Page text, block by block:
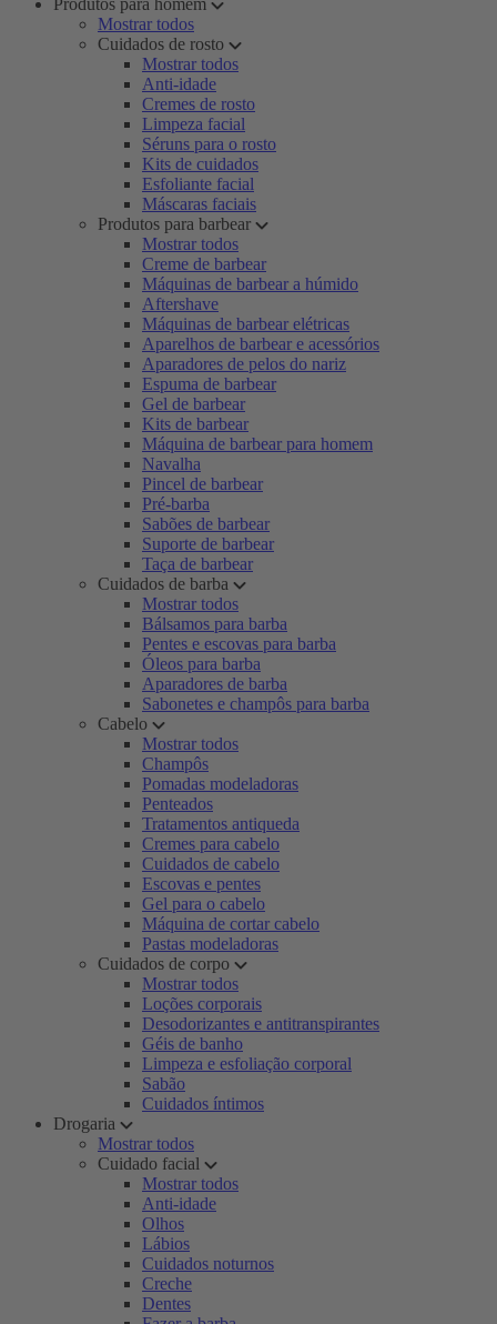
Produtos para homem
Mostrar todos
Cuidados de rosto
Mostrar todos
Anti-idade
Cremes de rosto
Limpeza facial
Séruns para o rosto
Kits de cuidados
Esfoliante facial
Máscaras faciais
Produtos para barbear
Mostrar todos
Creme de barbear
Máquinas de barbear a húmido
Aftershave
Máquinas de barbear elétricas
Aparelhos de barbear e acessórios
Aparadores de pelos do nariz
Espuma de barbear
Gel de barbear
Kits de barbear
Máquina de barbear para homem
Navalha
Pincel de barbear
Pré-barba
Sabões de barbear
Suporte de barbear
Taça de barbear
Cuidados de barba
Mostrar todos
Bálsamos para barba
Pentes e escovas para barba
Óleos para barba
Aparadores de barba
Sabonetes e champôs para barba
Cabelo
Mostrar todos
Champôs
Pomadas modeladoras
Penteados
Tratamentos antiqueda
Cremes para cabelo
Cuidados de cabelo
Escovas e pentes
Gel para o cabelo
Máquina de cortar cabelo
Pastas modeladoras
Cuidados de corpo
Mostrar todos
Loções corporais
Desodorizantes e antitranspirantes
Géis de banho
Limpeza e esfoliação corporal
Sabão
Cuidados íntimos
Drogaria
Mostrar todos
Cuidado facial
Mostrar todos
Anti-idade
Olhos
Lábios
Cuidados noturnos
Creche
Dentes